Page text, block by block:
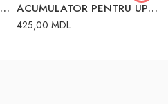
PLACUTA PENTRU NUMAR PLASTIC ACUMULATOR PENTRU UPS 12V 7.2AH 6.3MM ELMOS
425,00 MDL